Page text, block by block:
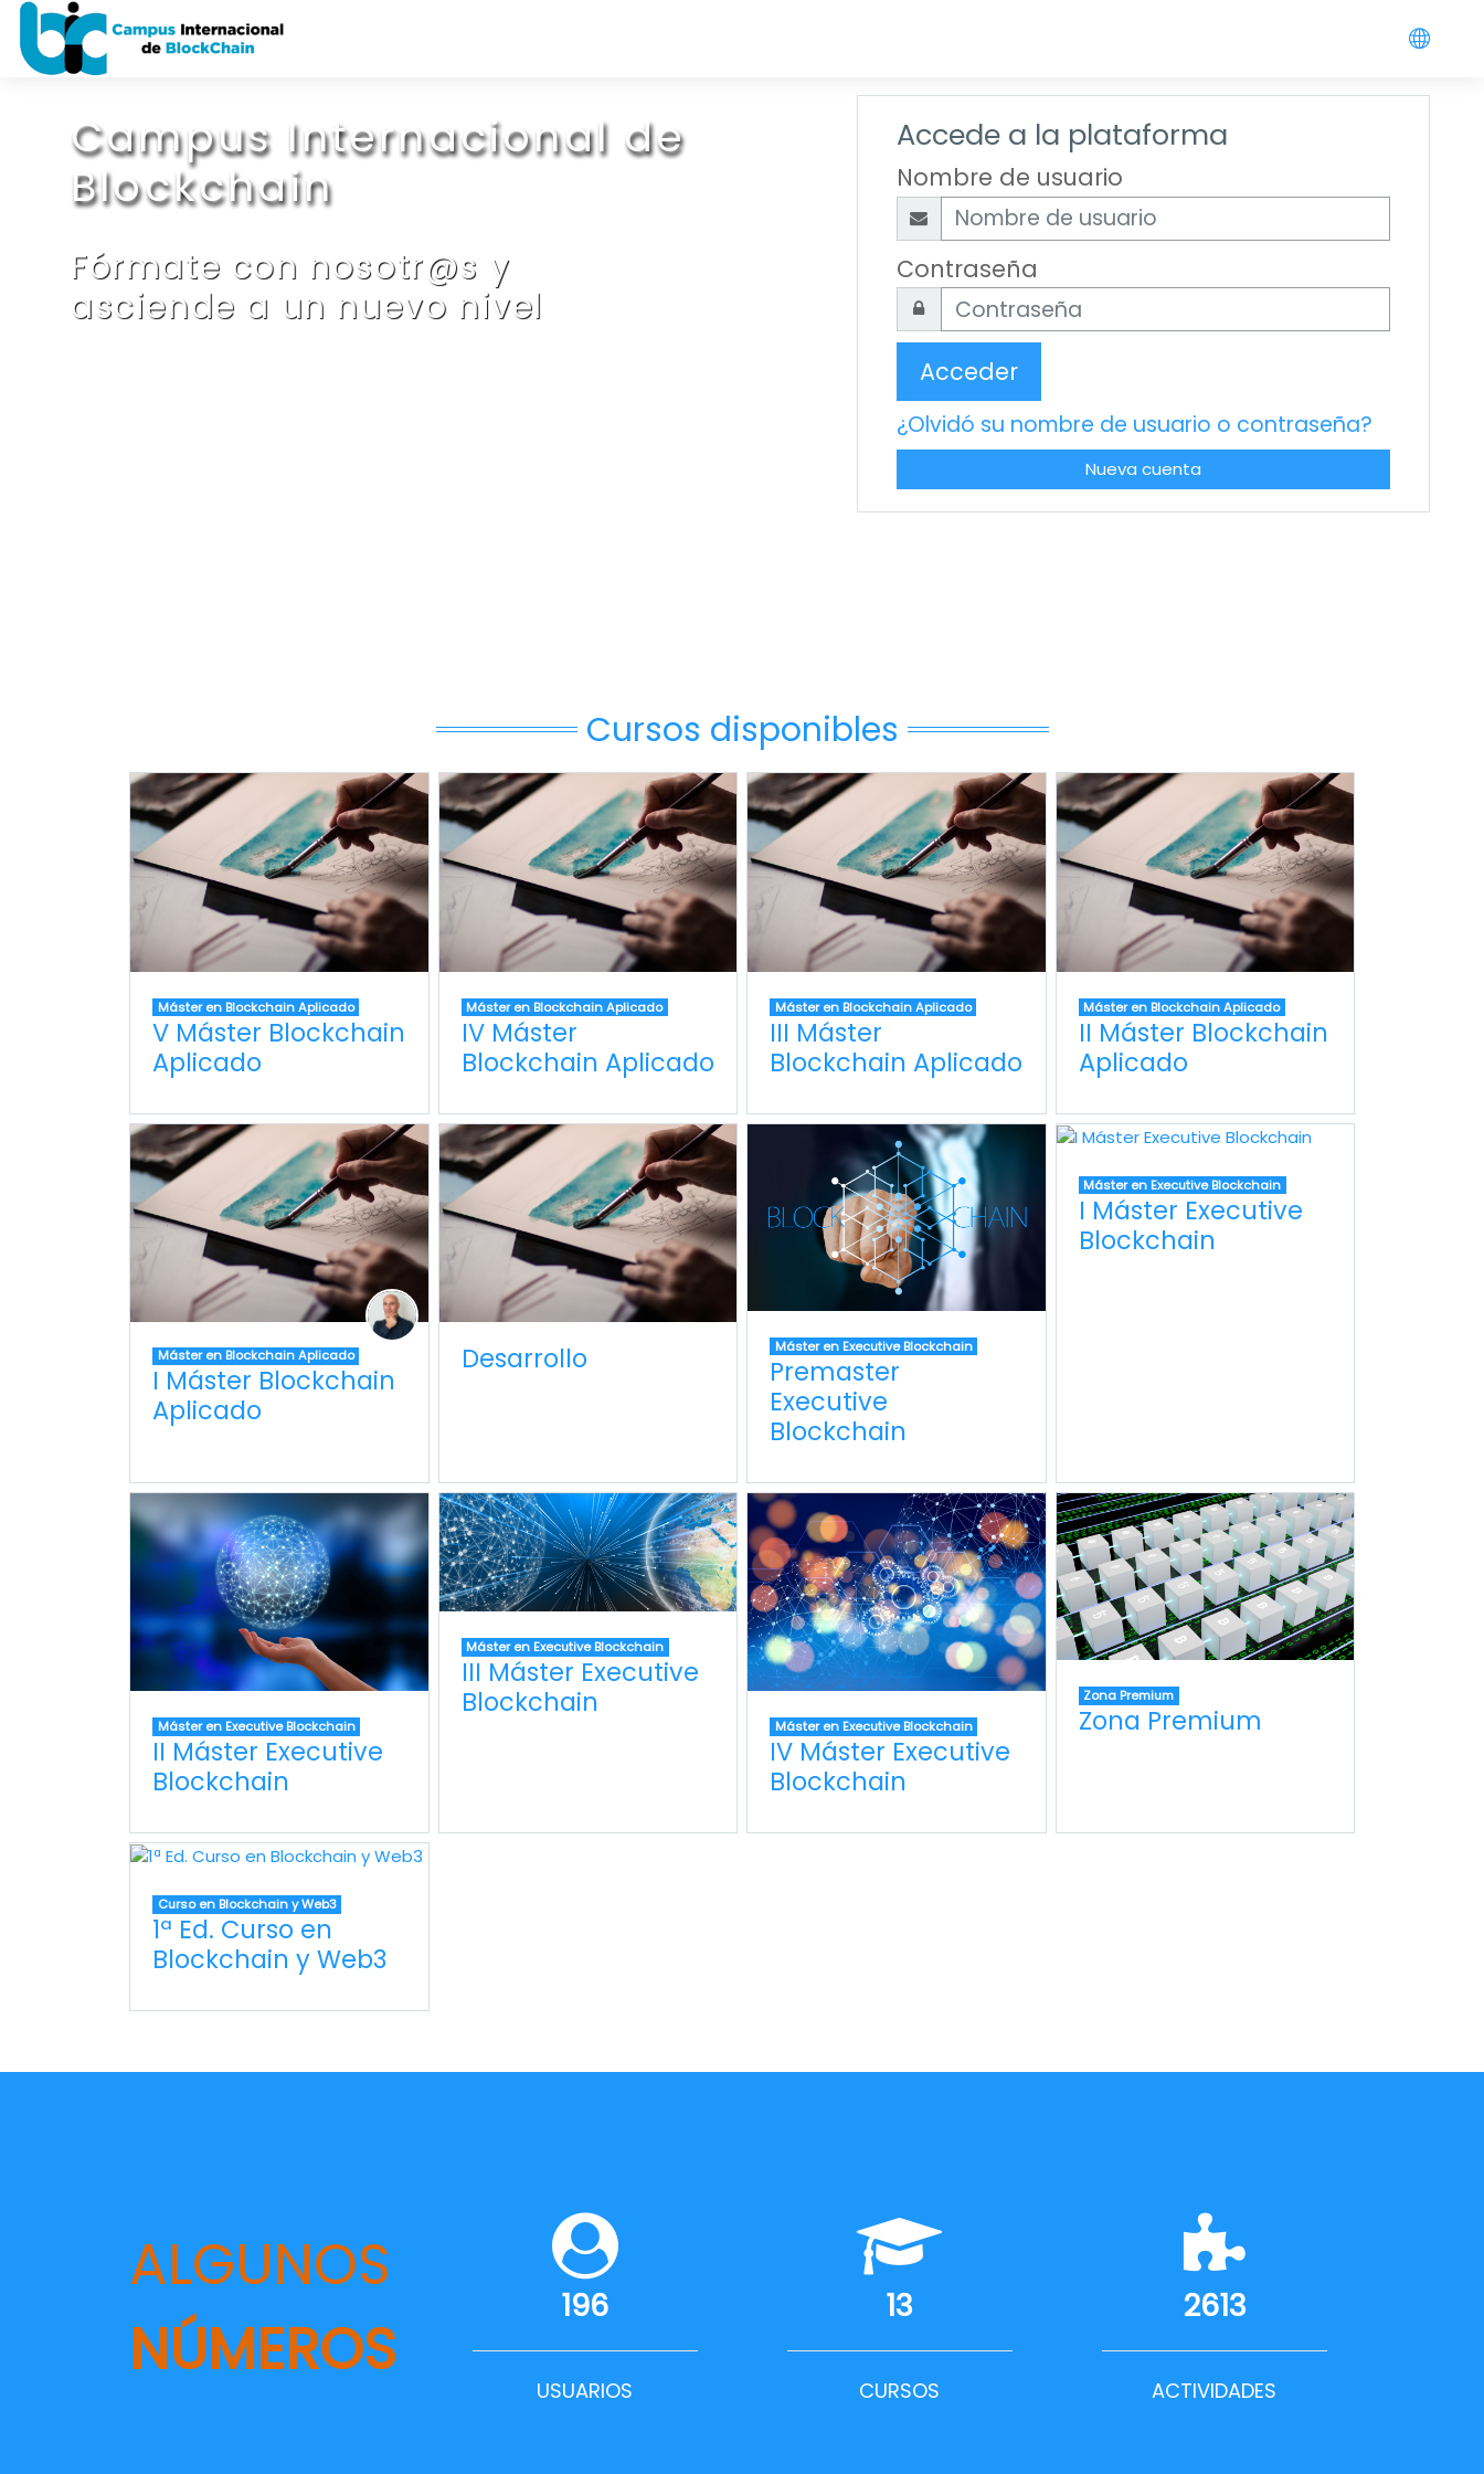
Salta al contenido principal
Campus Internacional de
Blockchain
Fórmate con nosotr@s y
asciende a un nuevo nivel
Accede a la plataforma
Nombre de usuario
Contraseña
Acceder
¿Olvidó su nombre de usuario o contraseña?
Nueva cuenta
Cursos disponibles
Máster en Blockchain Aplicado
V Máster Blockchain
Aplicado
Máster en Blockchain Aplicado
IV Máster
Blockchain Aplicado
Máster en Blockchain Aplicado
III Máster
Blockchain Aplicado
Máster en Blockchain Aplicado
II Máster Blockchain
Aplicado
Máster en Blockchain Aplicado
I Máster Blockchain
Aplicado
Desarrollo Máster en Executive Blockchain
Premaster
Executive
Blockchain
Máster en Executive Blockchain
I Máster Executive
Blockchain
Máster en Executive Blockchain
II Máster Executive
Blockchain
Máster en Executive Blockchain
III Máster Executive
Blockchain
Máster en Executive Blockchain
IV Máster Executive
Blockchain
Zona Premium
Zona Premium
Curso en Blockchain y Web3
1ª Ed. Curso en
Blockchain y Web3
ALGUNOS
NÚMEROS
196
USUARIOS
13
CURSOS
2613
ACTIVIDADES